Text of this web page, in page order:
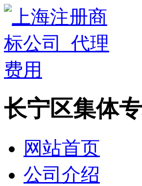
长宁区集体
网站首页
公司介绍